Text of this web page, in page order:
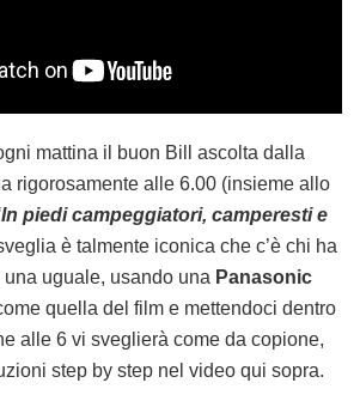
mattina il buon Bill ascolta dalla
rigorosamente alle 6.00 (insieme allo
piedi campeggiatori, camperesti e
è talmente iconica che c’è chi ha
uguale, usando una Panasonic
quella del film e mettendoci dentro
alle 6 vi sveglierà come da copione,
step by step nel video qui sopra.